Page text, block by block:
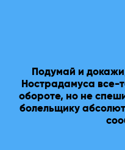
Подумай и
Нострадамуса все-
обороте, но не
болельщику
Нострадамус имел в
Три нуля — это ЧЕ-
есть французы. Но
три бесславных
ЧМ-2002. Первый
не